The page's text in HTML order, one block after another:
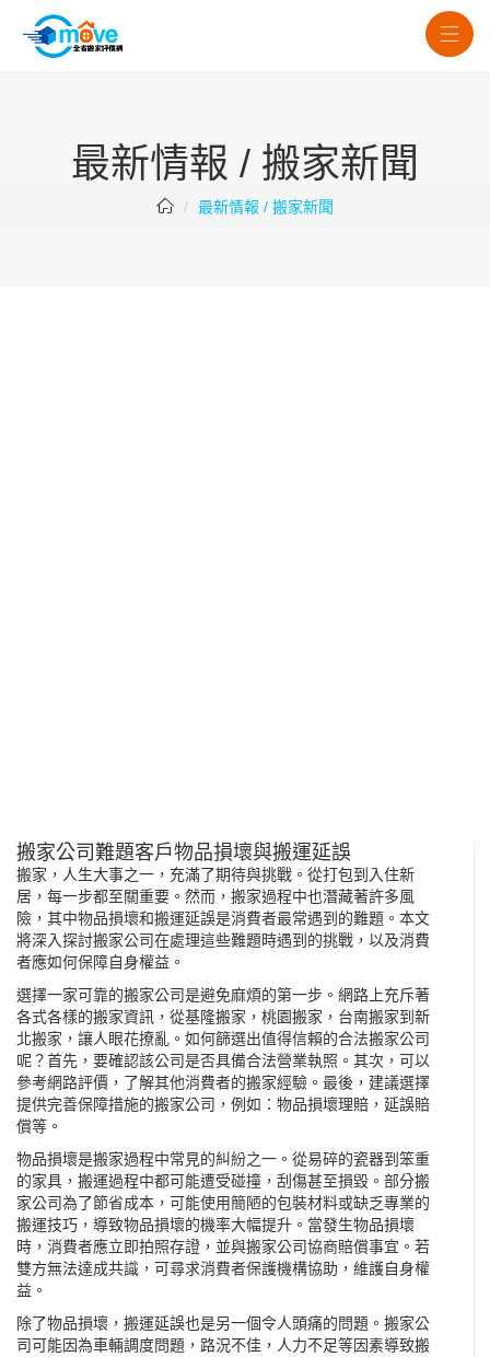
最新情報 / 搬家新聞
最新情報 / 搬家新聞
搬家公司難題客戶物品損壞與搬運延誤
搬家，人生大事之一，充滿了期待與挑戰。從打包到入住新
居，每一步都至關重要。然而，搬家過程中也潛藏著許多風
險，其中物品損壞和搬運延誤是消費者最常遇到的難題。本文
將深入探討搬家公司在處理這些難題時遇到的挑戰，以及消費
者應如何保障自身權益。
選擇一家可靠的搬家公司是避免麻煩的第一步。網路上充斥著
各式各樣的搬家資訊，從基隆搬家，桃園搬家， 台南搬家到 新
北搬家 ，讓人眼花撩亂。如何篩選出值得信賴的合法搬家公司
呢？首先，要確認該公司是否具備合法營業執照。其次，可以
參考網路評價，了解其他消費者的搬家經驗。最後，建議選擇
提供完善保障措施的搬家公司，例如：物品損壞理賠，延誤賠
償等。
物品損壞是搬家過程中常見的糾紛之一。從易碎的瓷器到笨重
的家具，搬運過程中都可能遭受碰撞，刮傷甚至損毀。部分搬
家公司為了節省成本，可能使用簡陋的包裝材料或缺乏專業的
搬運技巧，導致物品損壞的機率大幅提升。當發生物品損壞
時，消費者應立即拍照存證，並與搬家公司協商賠償事宜。若
雙方無法達成共識，可尋求消費者保護機構協助，維護自身權
益。
除了物品損壞，搬運延誤也是另一個令人頭痛的問題。搬家公
司可能因為車輛調度問題，路況不佳，人力不足等因素導致搬